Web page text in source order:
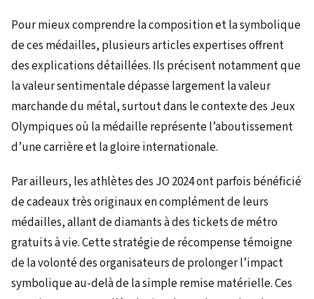
Pour mieux comprendre la composition et la symbolique
de ces médailles, plusieurs articles expertises offrent
des explications détaillées. Ils précisent notamment que
la valeur sentimentale dépasse largement la valeur
marchande du métal, surtout dans le contexte des Jeux
Olympiques où la médaille représente l’aboutissement
d’une carrière et la gloire internationale.
Par ailleurs, les athlètes des JO 2024 ont parfois bénéficié
de cadeaux très originaux en complément de leurs
médailles, allant de diamants à des tickets de métro
gratuits à vie. Cette stratégie de récompense témoigne
de la volonté des organisateurs de prolonger l’impact
symbolique au-delà de la simple remise matérielle. Ces